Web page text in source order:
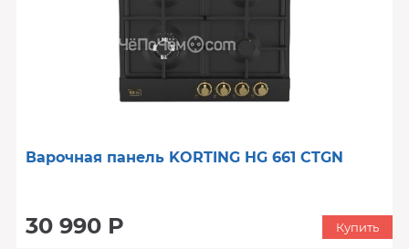
Варочная панель KORTING HG 661 CTGN
30 990 Р Купить